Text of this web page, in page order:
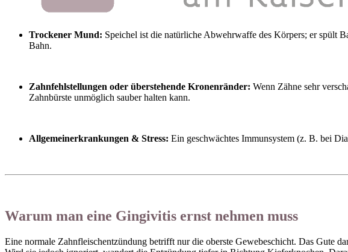
Trockener Mund: Speichel ist die natürliche Abwehrwaffe des Körpers; er spült
Bahn.
Zahnfehlstellungen oder überstehende Kronenränder: Wenn Zähne sehr
Zahnbürste unmöglich sauber halten kann.
Allgemeinerkrankungen & Stress: Ein geschwächtes Immunsystem (z. B. bei
Warum man eine Gingivitis ernst nehmen muss
Eine normale Zahnfleischentzündung betrifft nur die oberste Gewebeschicht. Das Gute